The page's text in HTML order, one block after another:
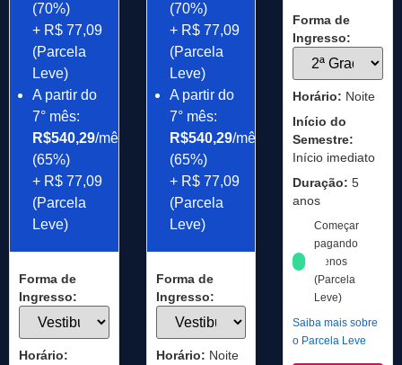
(70%)
+ R$ 77,09
(Parcela
Leve)
A partir do
7° mês:
R$540,29/mês
(65%)
+ R$ 77,09
(Parcela
Leve)
Forma de
Ingresso:
Horário:
(70%)
+ R$ 77,09
(Parcela
Leve)
A partir do
7° mês:
R$540,29/mês
(65%)
+ R$ 77,09
(Parcela
Leve)
Forma de
Ingresso:
Horário: Noite
Forma de
Ingresso:
Horário: Noite
Início do
Semestre:
Início imediato
Duração: 5
anos
Começar
pagando
menos
(Parcela
Leve)
Saiba mais sobre
o Parcela Leve